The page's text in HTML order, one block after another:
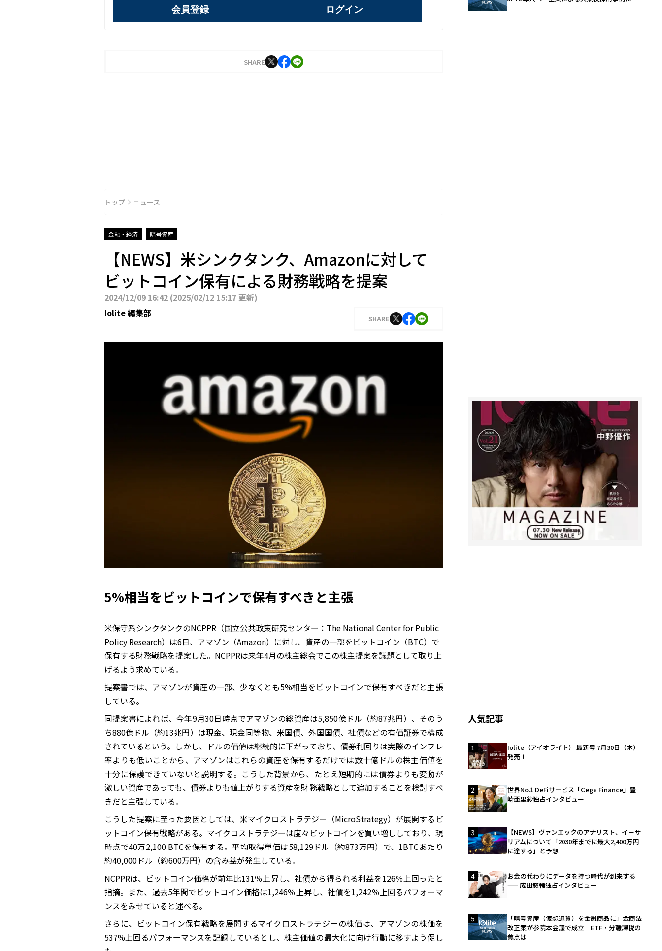
会員登録 ログイン
SHARE
トップ ニュース
金融・経済 暗号資産
【NEWS】米シンクタンク、Amazonに対して
ビットコイン保有による財務戦略を提案
2024/12/09 16:42(2025/02/12 15:17 更新)
Iolite 編集部
SHARE
5%相当をビットコインで保有すべきと主張
米保守系シンクタンクのNCPPR（国立公共政策研究センター：The National Center for Public
Policy Research）は6日、アマゾン（Amazon）に対し、資産の一部をビットコイン（BTC）で
保有する財務戦略を提案した。NCPPRは来年4月の株主総会でこの株主提案を議題として取り上
げるよう求めている。
提案書では、アマゾンが資産の一部、少なくとも5%相当をビットコインで保有すべきだと主張
している。
同提案書によれば、今年9月30日時点でアマゾンの総資産は5,850億ドル（約87兆円）、そのう
ち880億ドル（約13兆円）は現金、現金同等物、米国債、外国国債、社債などの有価証券で構成
されているという。しかし、ドルの価値は継続的に下がっており、債券利回りは実際のインフレ
率よりも低いことから、アマゾンはこれらの資産を保有するだけでは数十億ドルの株主価値を
十分に保護できていないと説明する。こうした背景から、たとえ短期的には債券よりも変動が
激しい資産であっても、債券よりも値上がりする資産を財務戦略として追加することを検討すべ
きだと主張している。
こうした提案に至った要因としては、米マイクロストラテジー（MicroStrategy）が展開するビ
ットコイン保有戦略がある。マイクロストラテジーは度々ビットコインを買い増ししており、現
時点で40万2,100 BTCを保有する。平均取得単価は58,129ドル（約873万円）で、1BTCあたり
約40,000ドル（約600万円）の含み益が発生している。
NCPPRは、ビットコイン価格が前年比131％上昇し、社債から得られる利益を126％上回ったと
指摘。また、過去5年間でビットコイン価格は1,246％上昇し、社債を1,242％上回るパフォーマ
ンスをみせていると述べる。
さらに、ビットコイン保有戦略を展開するマイクロストラテジーの株価は、アマゾンの株価を
537%上回るパフォーマンスを記録しているとし、株主価値の最大化に向け行動に移すよう促し
人気記事
1
Iolite（アイオライト） 最新号 7月30日（木）
発売！
2
世界No.1 DeFiサービス「Cega Finance」豊
崎亜里紗独占インタビュー
3
【NEWS】ヴァンエックのアナリスト、イーサ
リアムについて「2030年までに最大2,400万円
に達する」と予想
4
お金の代わりにデータを持つ時代が到来する
—— 成田悠輔独占インタビュー
5
「暗号資産（仮想通貨）を金融商品に」金商法
改正案が参院本会議で成立 ETF・分離課税の
焦点は